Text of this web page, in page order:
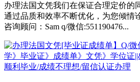
办理法国文凭我们在保证合理定价的
通过品质和效率不断优化，为您倾情
咨询顾问：Sam q/微信:551190476...